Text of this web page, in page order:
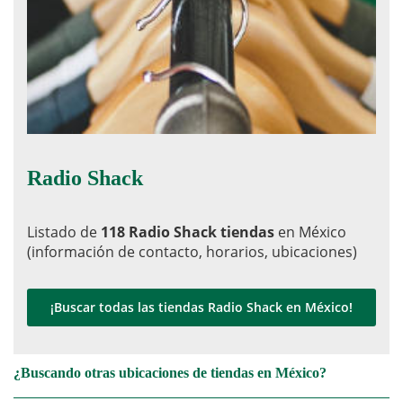
Radio Shack
Listado de 118 Radio Shack tiendas en México
(información de contacto, horarios, ubicaciones)
¡Buscar todas las tiendas Radio Shack en México!
¿Buscando otras ubicaciones de tiendas en México?